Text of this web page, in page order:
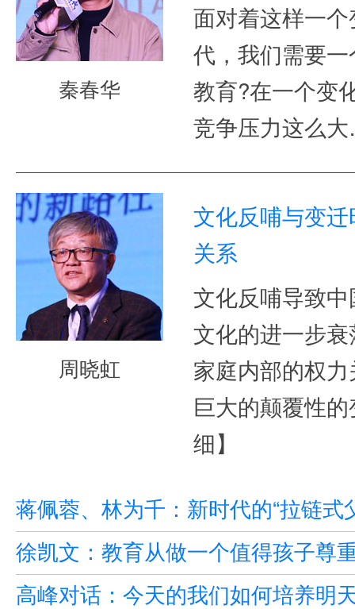
秦春华
面对着这样一
代，我们需要
教育?在一个变
竞争压力这么
周晓虹
文化反哺与变
关系
文化反哺导致
文化的进一步
家庭内部的权
巨大的颠覆性
细】
蒋佩蓉、林为千：新时代的“拉链式
徐凯文：教育从做一个值得孩子尊
高峰对话：今天的我们如何培养明